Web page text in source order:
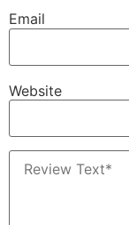
Email
Website